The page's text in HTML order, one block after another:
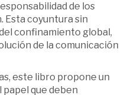
de los
Esta coyuntura sin
confinamiento global,
de la comunicación
este libro propone un
que deben